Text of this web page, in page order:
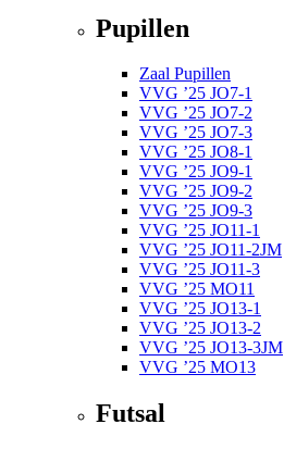
Pupillen
Zaal Pupillen
VVG ’25 JO7-1
VVG ’25 JO7-2
VVG ’25 JO7-3
VVG ’25 JO8-1
VVG ’25 JO9-1
VVG ’25 JO9-2
VVG ’25 JO9-3
VVG ’25 JO11-1
VVG ’25 JO11-2JM
VVG ’25 JO11-3
VVG ’25 MO11
VVG ’25 JO13-1
VVG ’25 JO13-2
VVG ’25 JO13-3JM
VVG ’25 MO13
Futsal